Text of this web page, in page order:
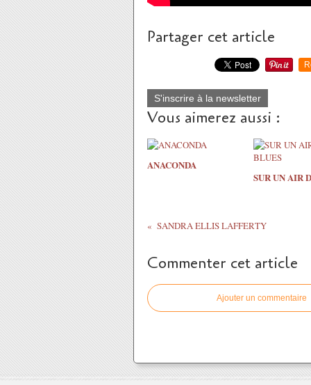
Partager cet article
S'inscrire à la newsletter
Vous aimerez aussi :
ANACONDA
SUR UN AIR
SANDRA ELLIS LAFFERTY
Commenter cet article
Ajouter un commentaire